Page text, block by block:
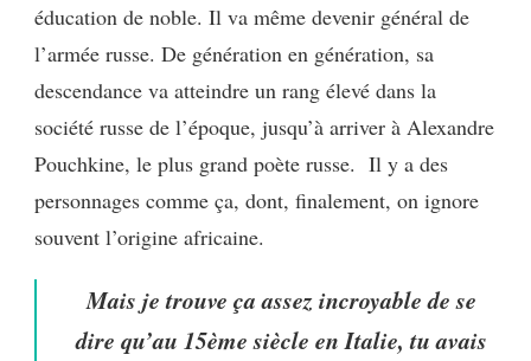
éducation de noble. Il va même devenir général de
l’armée russe. De génération en génération, sa
descendance va atteindre un rang élevé dans la
société russe de l’époque, jusqu’à arriver à Alexandre
Pouchkine, le plus grand poète russe. Il y a des
personnages comme ça, dont, finalement, on ignore
souvent l’origine africaine.
Mais je trouve ça assez incroyable de se
dire qu’au 15ème siècle en Italie, tu avais